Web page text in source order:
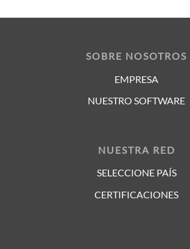
SOBRE NOSOTROS
EMPRESA
NUESTRO SOFTWARE
NUESTRA RED
SELECCIONE PAÍS
CERTIFICACIONES